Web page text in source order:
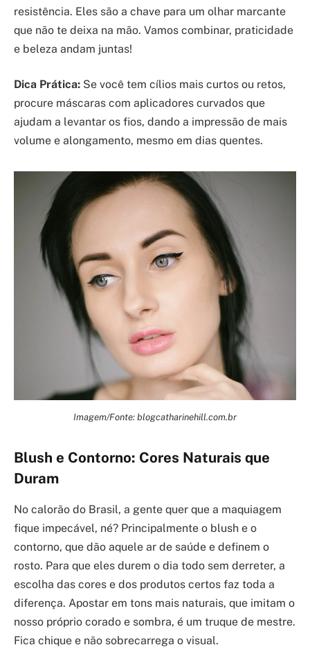
resistência. Eles são a chave para um olhar marcante
que não te deixa na mão. Vamos combinar, praticidade
e beleza andam juntas!
Dica Prática: Se você tem cílios mais curtos ou retos,
procure máscaras com aplicadores curvados que
ajudam a levantar os fios, dando a impressão de mais
volume e alongamento, mesmo em dias quentes.
Imagem/Fonte: blogcatharinehill.com.br
Blush e Contorno: Cores Naturais que
Duram
No calorão do Brasil, a gente quer que a maquiagem
fique impecável, né? Principalmente o blush e o
contorno, que dão aquele ar de saúde e definem o
rosto. Para que eles durem o dia todo sem derreter, a
escolha das cores e dos produtos certos faz toda a
diferença. Apostar em tons mais naturais, que imitam o
nosso próprio corado e sombra, é um truque de mestre.
Fica chique e não sobrecarrega o visual.